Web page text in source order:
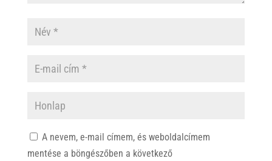
A nevem, e-mail címem, és weboldalcímem
mentése a böngészőben a következő